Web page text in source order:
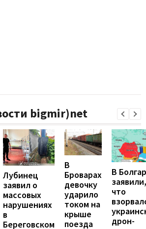
bigmir)net
Лубинец
заявил о
массовых
нарушениях
в
Береговском
В
Броварах
девочку
ударило
током на
крыше
поезда
В
заявили,
что
дрон-